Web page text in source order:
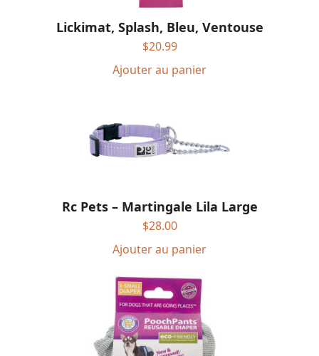
Lickimat, Splash, Bleu, Ventouse
$20.99
Ajouter au panier
Rc Pets – Martingale Lila Large
$28.00
Ajouter au panier